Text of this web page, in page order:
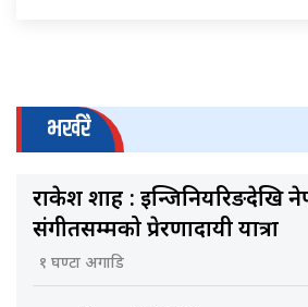
भर्खरै
राकेश शाह : इन्जिनियरिङदेखि
संगीतसम्मको प्रेरणादायी यात्रा
१ घण्टा अगाडि